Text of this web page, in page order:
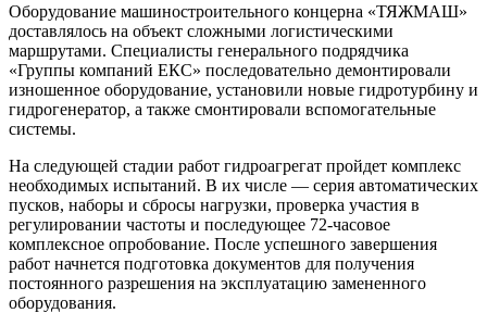
Оборудование машиностроительного концерна «ТЯЖМАШ»
доставлялось на объект сложными логистическими
маршрутами. Специалисты генерального подрядчика
«Группы компаний ЕКС» последовательно демонтировали
изношенное оборудование, установили новые гидротурбину и
гидрогенератор, а также смонтировали вспомогательные
системы.
На следующей стадии работ гидроагрегат пройдет комплекс
необходимых испытаний. В их числе — серия автоматических
пусков, наборы и сбросы нагрузки, проверка участия в
регулировании частоты и последующее 72-часовое
комплексное опробование. После успешного завершения
работ начнется подготовка документов для получения
постоянного разрешения на эксплуатацию замененного
оборудования.